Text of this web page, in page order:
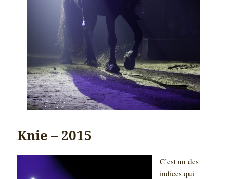
Knie – 2015
C’est un des
indices qui